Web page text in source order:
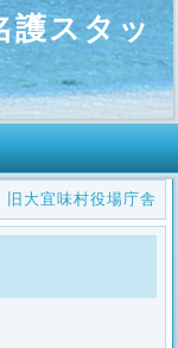
護スタッ
旧大宜味村役場庁舎